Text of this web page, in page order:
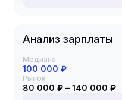
Анализ зарплаты
Медиана
100 000 ₽
Рынок
80 000 ₽ – 140 000 ₽